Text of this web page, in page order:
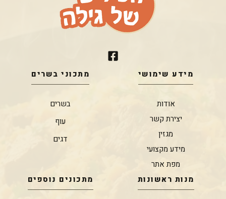
מידע שימושי
אודות
יצירת קשר
מגזין
מידע מקצועי
מפת אתר
מתכוני בשרים
בשרים
עוף
דגים
מנות ראשונות מתכונים נוספים